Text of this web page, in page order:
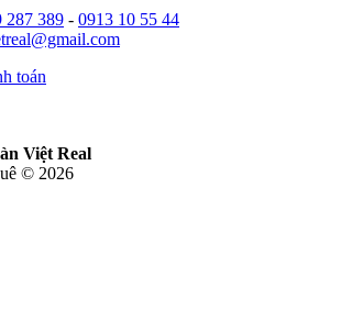
287 389 - 0913 10 55 44
toán
Việt Real
© 2026